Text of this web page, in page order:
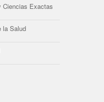
Ciencias Exactas
la Salud